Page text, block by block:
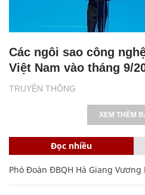
TRUYỀN THÔNG
Các ngôi sao công
Việt Nam vào tháng 9/
XEM THÊM
Đọc nhiều
Phó Đoàn ĐBQH Hà Giang